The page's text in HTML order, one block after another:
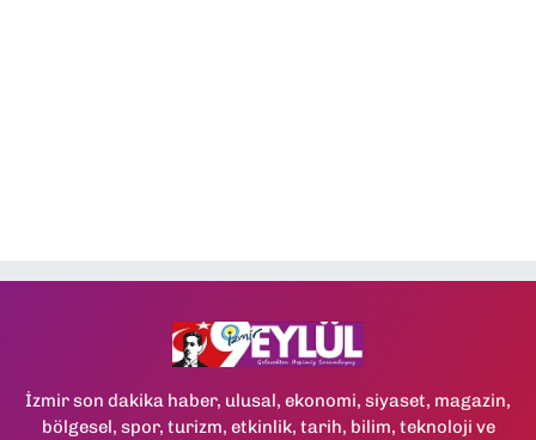
İzmir son dakika haber, ulusal, ekonomi, siyaset, magazin,
bölgesel, spor, turizm, etkinlik, tarih, bilim, teknoloji ve